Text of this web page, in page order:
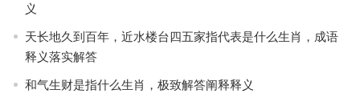
义
天长地久到百年，近水楼台四五家指代表是什么生肖，成语
释义落实解答
和气生财是指什么生肖，极致解答阐释释义